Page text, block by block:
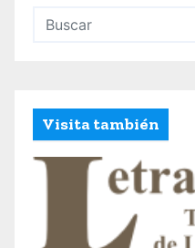
Visita también